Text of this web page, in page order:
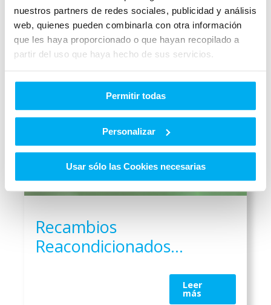
nuestros partners de redes sociales, publicidad y análisis
web, quienes pueden combinarla con otra información
que les haya proporcionado o que hayan recopilado a
partir del uso que haya hecho de sus servicios.
Permitir todas
Personalizar
Usar sólo las Cookies necesarias
Recambios
Reacondicionados
Leer
más